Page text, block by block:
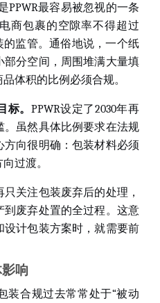
PPWR最容易被忽视的一条
商包裹的空隙率不得超过
监管。通俗地说，一个纸
分空间，周围堆满大量填
体积的比例必须合规。
标。 PPWR设定了2030年再
虽然具体比例要求在法规
向很明确：包装材料必须
过渡。
只关注包装废弃后的处理，
废弃处置的全过程。这意
计包装方案时，就需要前
响
装合规过去常常处于“被动